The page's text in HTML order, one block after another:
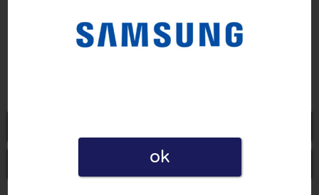

Escrever uma opinião
ok